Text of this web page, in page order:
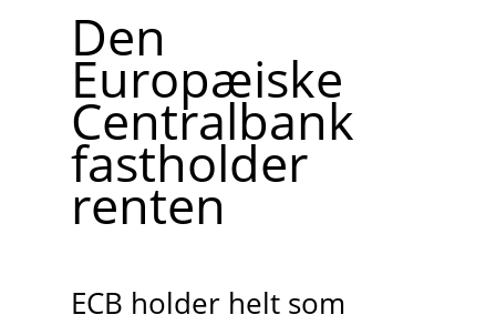
Den
Europæiske
Centralbank
fastholder
renten
ECB holder helt som